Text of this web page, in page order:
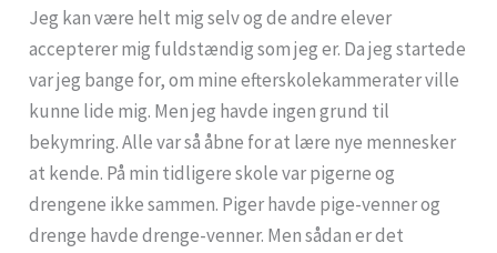
Jeg kan være helt mig selv og de andre elever
accepterer mig fuldstændig som jeg er. Da jeg startede
var jeg bange for, om mine efterskolekammerater ville
kunne lide mig. Men jeg havde ingen grund til
bekymring. Alle var så åbne for at lære nye mennesker
at kende. På min tidligere skole var pigerne og
drengene ikke sammen. Piger havde pige-venner og
drenge havde drenge-venner. Men sådan er det